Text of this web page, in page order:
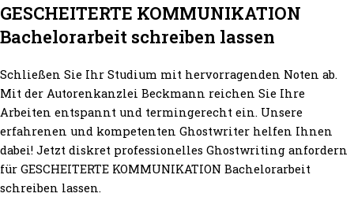
GESCHEITERTE KOMMUNIKATION
Bachelorarbeit schreiben lassen
Schließen Sie Ihr Studium mit hervorragenden Noten ab.
Mit der Autorenkanzlei Beckmann reichen Sie Ihre
Arbeiten entspannt und termingerecht ein. Unsere
erfahrenen und kompetenten Ghostwriter helfen Ihnen
dabei! Jetzt diskret professionelles Ghostwriting anfordern
für GESCHEITERTE KOMMUNIKATION Bachelorarbeit
schreiben lassen.